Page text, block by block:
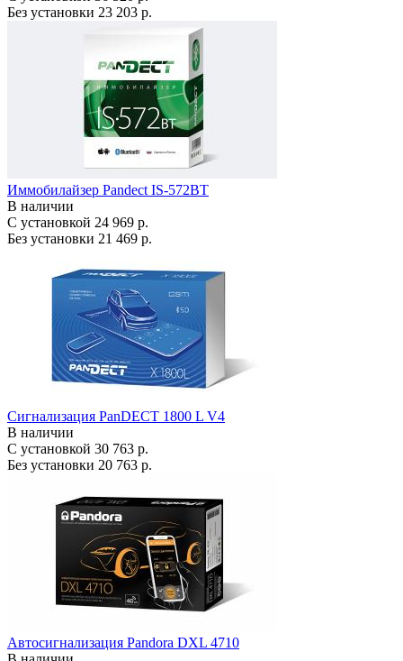
Без установки 23 203 р.
Иммобилайзер Pandect IS-572BT
В наличии
С установкой 24 969 р.
Без установки 21 469 р.
Сигнализация PanDECT 1800 L V4
В наличии
С установкой 30 763 р.
Без установки 20 763 р.
Автосигнализация Pandora DXL 4710